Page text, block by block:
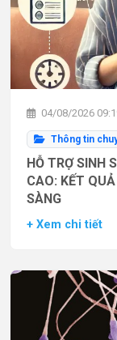
04/08/2026
Thông tin
HỖ TRỢ SINH
CAO: KẾT
SÀNG
+ Xem chi tiết